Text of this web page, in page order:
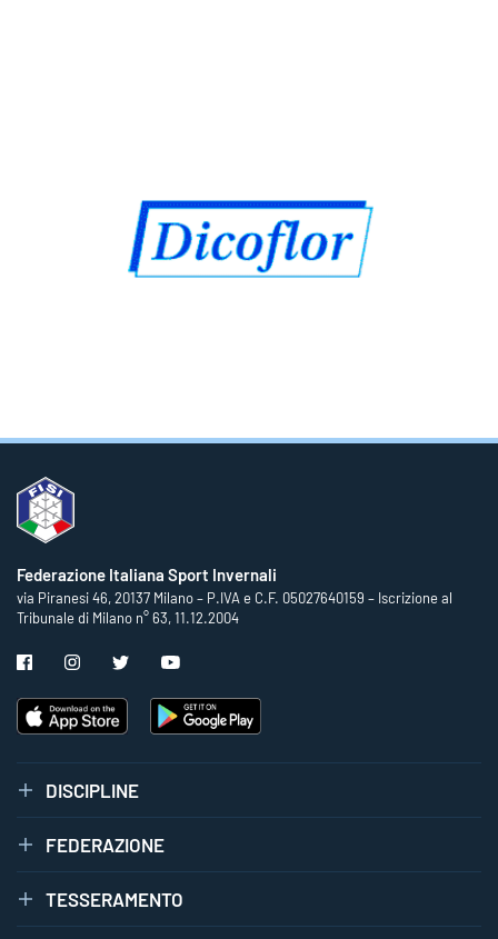
Federazione Italiana Sport Invernali
via Piranesi 46, 20137 Milano – P.IVA e C.F. 05027640159 – Iscrizione al
Tribunale di Milano n° 63, 11.12.2004
DISCIPLINE
FEDERAZIONE
TESSERAMENTO